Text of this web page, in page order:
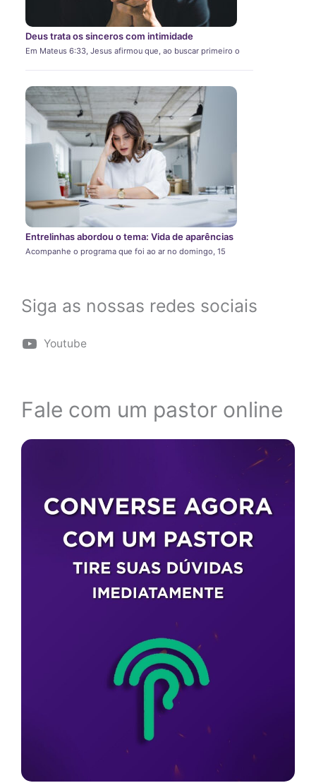
Deus trata os sinceros com intimidade
Em Mateus 6:33, Jesus afirmou que, ao buscar primeiro o
Entrelinhas abordou o tema: Vida de aparências
Acompanhe o programa que foi ao ar no domingo, 15
Siga as nossas redes sociais
Youtube
Fale com um pastor online